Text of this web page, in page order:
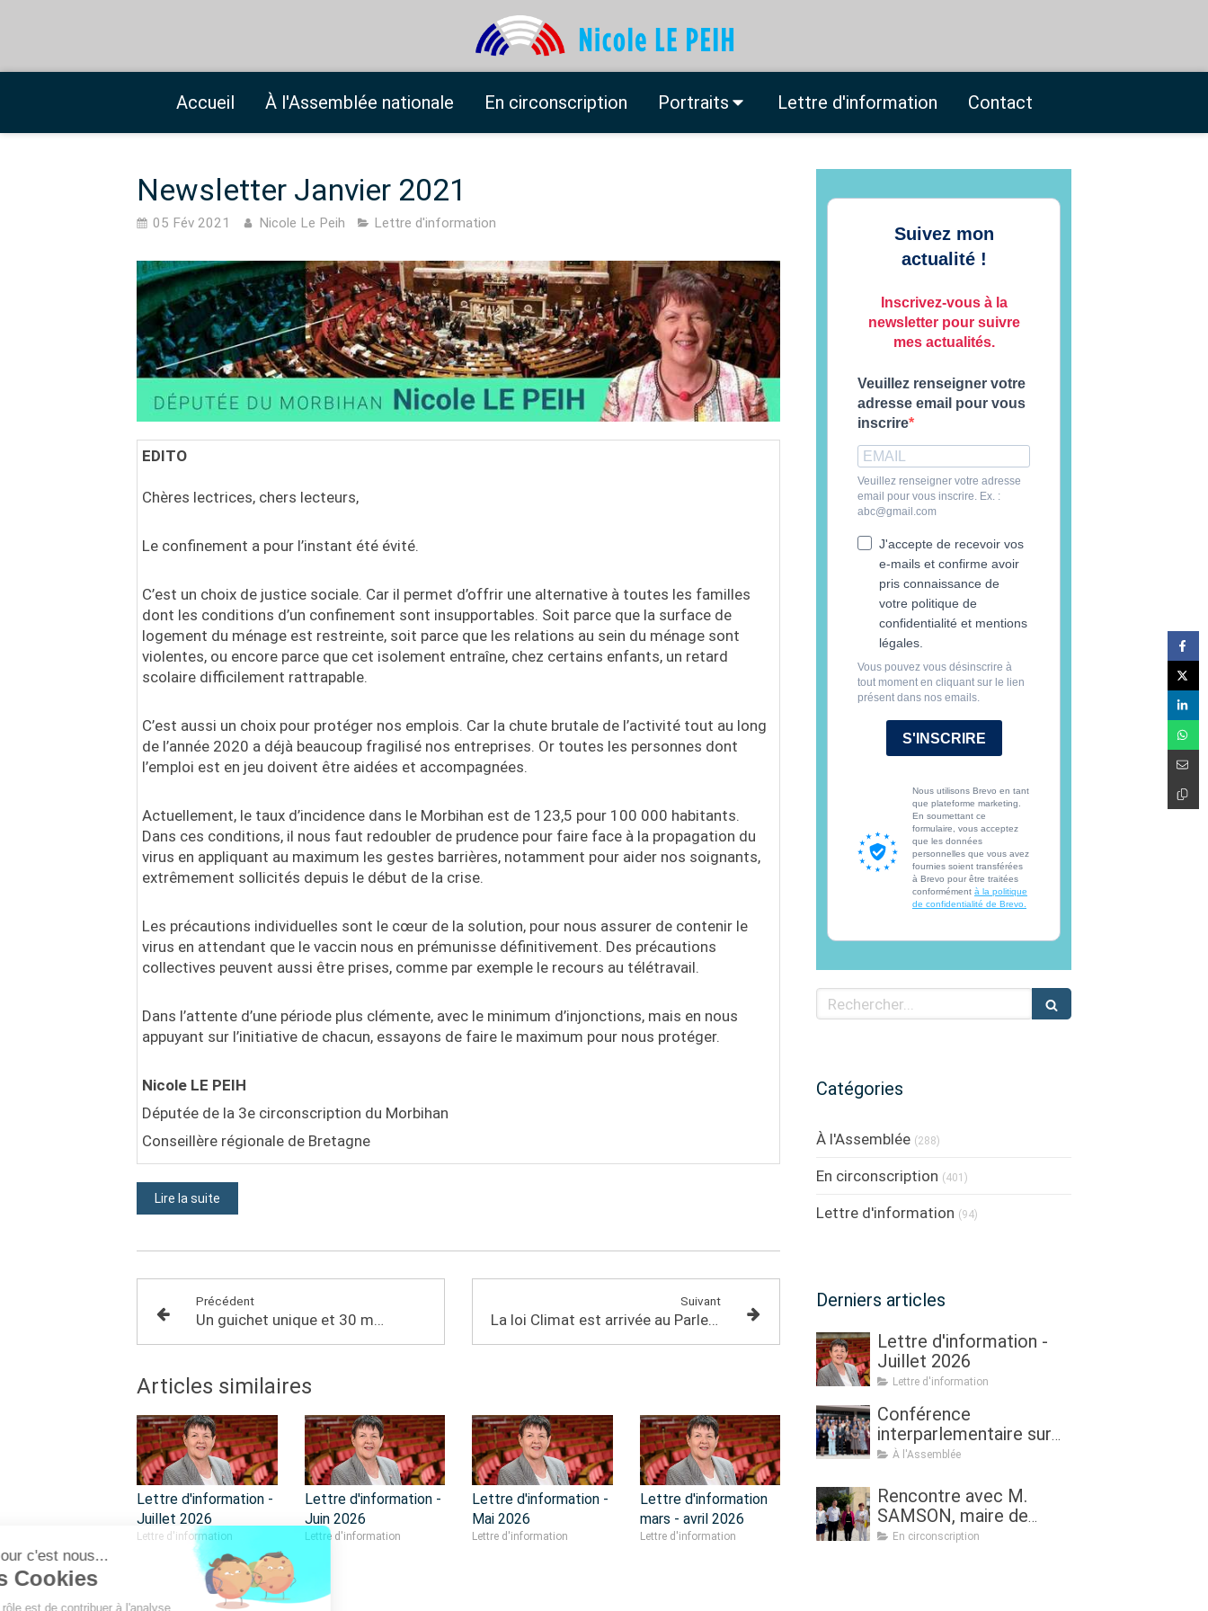
Accueil À l'Assemblée nationale En circonscription Portraits Lettre d'information Contact
Newsletter Janvier 2021
05 Fév 2021 Nicole Le Peih Lettre d'information
EDITO
Chères lectrices, chers lecteurs,
Le confinement a pour l’instant été évité.
C’est un choix de justice sociale. Car il permet d’offrir une alternative à toutes les familles
dont les conditions d’un confinement sont insupportables. Soit parce que la surface de
logement du ménage est restreinte, soit parce que les relations au sein du ménage sont
violentes, ou encore parce que cet isolement entraîne, chez certains enfants, un retard
scolaire difficilement rattrapable.
C’est aussi un choix pour protéger nos emplois. Car la chute brutale de l’activité tout au long
de l’année 2020 a déjà beaucoup fragilisé nos entreprises. Or toutes les personnes dont
l’emploi est en jeu doivent être aidées et accompagnées.
Actuellement, le taux d’incidence dans le Morbihan est de 123,5 pour 100 000 habitants.
Dans ces conditions, il nous faut redoubler de prudence pour faire face à la propagation du
virus en appliquant au maximum les gestes barrières, notamment pour aider nos soignants,
extrêmement sollicités depuis le début de la crise.
Les précautions individuelles sont le cœur de la solution, pour nous assurer de contenir le
virus en attendant que le vaccin nous en prémunisse définitivement. Des précautions
collectives peuvent aussi être prises, comme par exemple le recours au télétravail.
Dans l’attente d’une période plus clémente, avec le minimum d’injonctions, mais en nous
appuyant sur l’initiative de chacun, essayons de faire le maximum pour nous protéger.
Nicole LE PEIH
Députée de la 3e circonscription du Morbihan
Conseillère régionale de Bretagne
Lire la suite
Précédent
Un guichet unique et 30 millions d’euros pour les structure de l'ESS frappées par la crise
Suivant
La loi Climat est arrivée au Parlement !
Articles similaires
Lettre d'information -
Juillet 2026
Lettre d'information
Lettre d'information -
Juin 2026
Lettre d'information
Lettre d'information -
Mai 2026
Lettre d'information
Lettre d'information
mars - avril 2026
Lettre d'information
Suivez mon
actualité !
Inscrivez-vous à la
newsletter pour suivre
mes actualités.
Veuillez renseigner votre
adresse email pour vous
inscrire
Veuillez renseigner votre adresse
email pour vous inscrire. Ex. :
abc@gmail.com
J'accepte de recevoir vos
e-mails et confirme avoir
pris connaissance de
votre politique de
confidentialité et mentions
légales.
Vous pouvez vous désinscrire à
tout moment en cliquant sur le lien
présent dans nos emails.
S'INSCRIRE
Nous utilisons Brevo en tant
que plateforme marketing.
En soumettant ce
formulaire, vous acceptez
que les données
personnelles que vous avez
fournies soient transférées
à Brevo pour être traitées
conformément à la politique
de confidentialité de Brevo.
Rechercher
Catégories
À l'Assemblée (288)
En circonscription (401)
Lettre d'information (94)
Derniers articles
Lettre d'information -
Juillet 2026
Lettre d'information
Conférence
interparlementaire sur
l’agriculture à Dublin : «
l'agriculture, de la
politique à la pratique.
Renouveau
À l'Assemblée
Rencontre avec M.
SAMSON, maire de
Sulniac
En circonscription